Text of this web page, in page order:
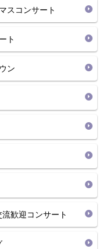
スコンサート
ト
ン
歓迎コンサート